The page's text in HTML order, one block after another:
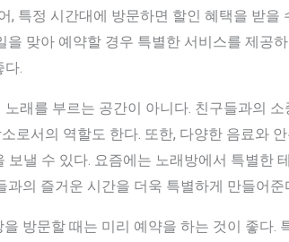
, 특정 시간대에 방문하면 할인 혜택을 받을
을 맞아 예약할 경우 특별한 서비스를 제공
다.
래를 부르는 공간이 아니다. 친구들과의
로서의 역할도 한다. 또한, 다양한 음료와
보낼 수 있다. 요즘에는 노래방에서 특별한
과의 즐거운 시간을 더욱 특별하게 만들어준
방문할 때는 미리 예약을 하는 것이 좋다.